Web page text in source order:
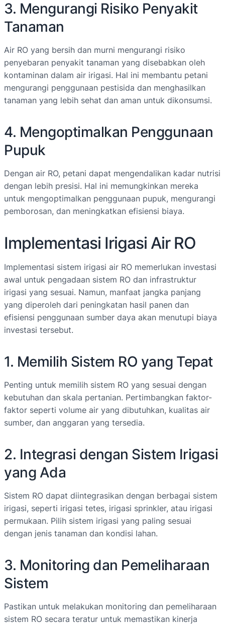
3. Mengurangi Risiko Penyakit
Tanaman
Air RO yang bersih dan murni mengurangi risiko
penyebaran penyakit tanaman yang disebabkan oleh
kontaminan dalam air irigasi. Hal ini membantu petani
mengurangi penggunaan pestisida dan menghasilkan
tanaman yang lebih sehat dan aman untuk dikonsumsi.
4. Mengoptimalkan Penggunaan
Pupuk
Dengan air RO, petani dapat mengendalikan kadar nutrisi
dengan lebih presisi. Hal ini memungkinkan mereka
untuk mengoptimalkan penggunaan pupuk, mengurangi
pemborosan, dan meningkatkan efisiensi biaya.
Implementasi Irigasi Air RO
Implementasi sistem irigasi air RO memerlukan investasi
awal untuk pengadaan sistem RO dan infrastruktur
irigasi yang sesuai. Namun, manfaat jangka panjang
yang diperoleh dari peningkatan hasil panen dan
efisiensi penggunaan sumber daya akan menutupi biaya
investasi tersebut.
1. Memilih Sistem RO yang Tepat
Penting untuk memilih sistem RO yang sesuai dengan
kebutuhan dan skala pertanian. Pertimbangkan faktor-
faktor seperti volume air yang dibutuhkan, kualitas air
sumber, dan anggaran yang tersedia.
2. Integrasi dengan Sistem Irigasi
yang Ada
Sistem RO dapat diintegrasikan dengan berbagai sistem
irigasi, seperti irigasi tetes, irigasi sprinkler, atau irigasi
permukaan. Pilih sistem irigasi yang paling sesuai
dengan jenis tanaman dan kondisi lahan.
3. Monitoring dan Pemeliharaan
Sistem
Pastikan untuk melakukan monitoring dan pemeliharaan
sistem RO secara teratur untuk memastikan kinerja